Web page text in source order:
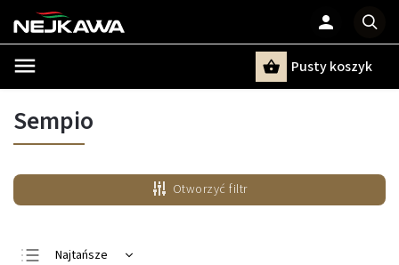
Pusty koszyk
Sempio
Otworzyć filtr
Najtańsze